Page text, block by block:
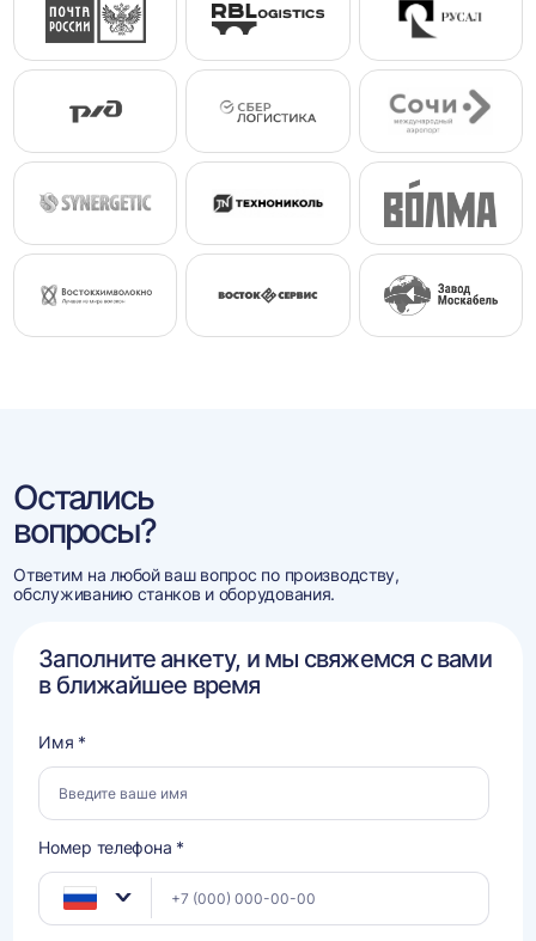
Остались
вопросы?
Ответим на любой ваш вопрос по производству,
обслуживанию станков и оборудования.
Заполните анкету, и мы свяжемся с вами
в ближайшее время
Имя *
Номер телефона *